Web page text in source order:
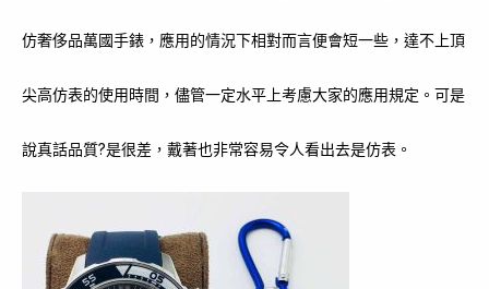
仿奢侈品萬國手錶，應用的情況下相對而言便會短一些，達不上頂
尖高仿表的使用時間，儘管一定水平上考慮大家的應用規定。可是
說真話品質?是很差，戴著也非常容易令人看出去是仿表。